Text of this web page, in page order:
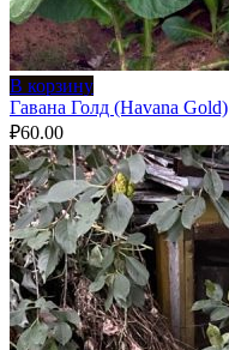
В корзину
Гавана Голд (Havana Gold)
₽60.00